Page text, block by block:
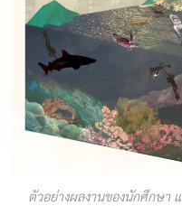
ตัวอย่างผลงานของนักศึกษา